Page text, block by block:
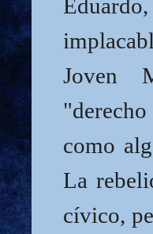
Joven
como
La
cívico,